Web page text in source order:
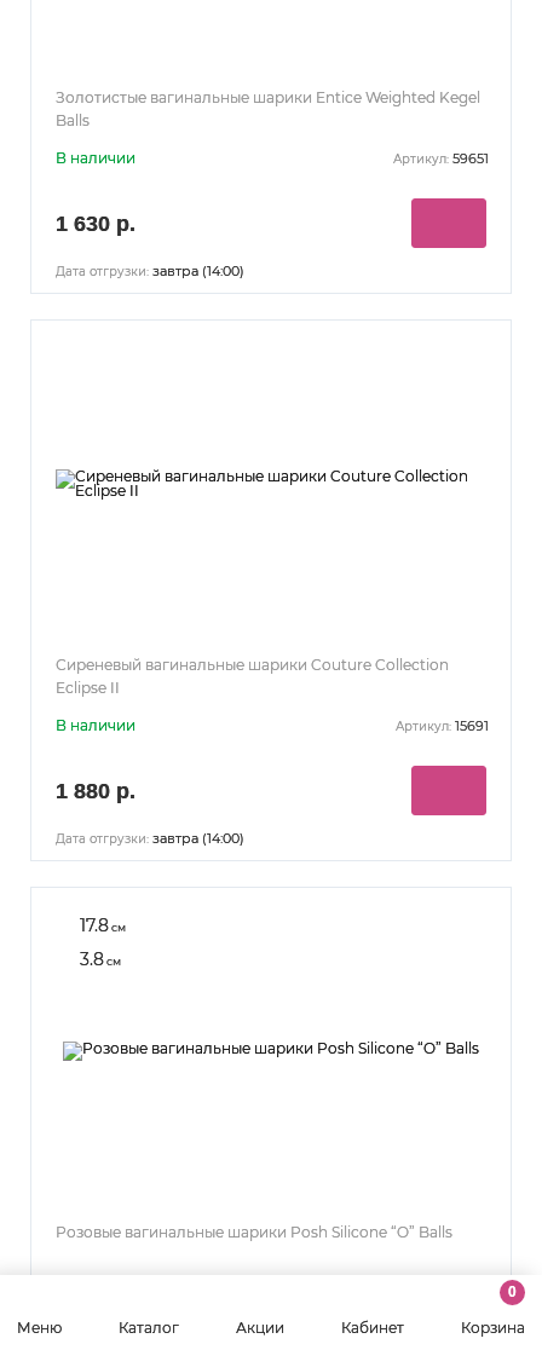
Меню Каталог Акции Кабинет
0
Корзина
Золотистые вагинальные шарики Entice Weighted Kegel
Balls
В наличии Артикул: 59651
1 630 р.
Дата отгрузки: завтра (14:00)
Сиреневый вагинальные шарики Couture Collection
Eclipse II
В наличии Артикул: 15691
1 880 р.
Дата отгрузки: завтра (14:00)
17.8см
3.8см
Розовые вагинальные шарики Posh Silicone “O” Balls